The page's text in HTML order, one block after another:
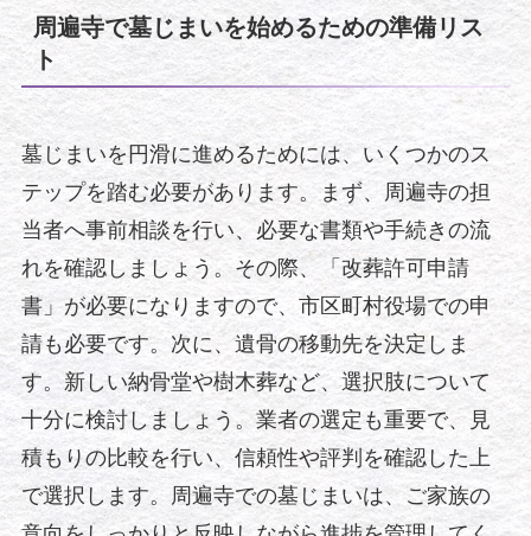
周遍寺で墓じまいを始めるための準備リス
ト
墓じまいを円滑に進めるためには、いくつかのス
テップを踏む必要があります。まず、周遍寺の担
当者へ事前相談を行い、必要な書類や手続きの流
れを確認しましょう。その際、「改葬許可申請
書」が必要になりますので、市区町村役場での申
請も必要です。次に、遺骨の移動先を決定しま
す。新しい納骨堂や樹木葬など、選択肢について
十分に検討しましょう。業者の選定も重要で、見
積もりの比較を行い、信頼性や評判を確認した上
で選択します。周遍寺での墓じまいは、ご家族の